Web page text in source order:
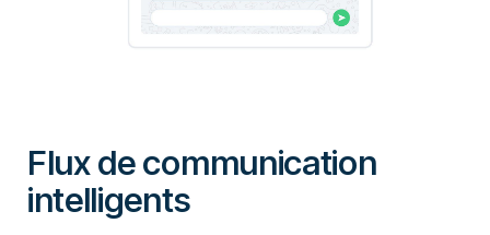
Flux de communication
intelligents